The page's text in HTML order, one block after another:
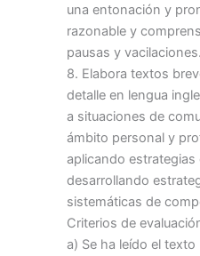
una entonación y
razonable y
pausas y vacilaciones.
8. Elabora textos
detalle en lengua
a situaciones de
ámbito personal y
aplicando
desarrollando
sistemáticas de
Criterios de
a) Se ha leído el